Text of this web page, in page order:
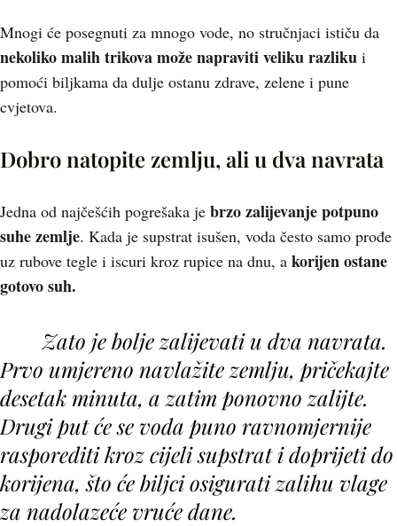
Mnogi će posegnuti za mnogo vode, no stručnjaci ističu da
nekoliko malih trikova može napraviti veliku razliku i
pomoći biljkama da dulje ostanu zdrave, zelene i pune
cvjetova.
Dobro natopite zemlju, ali u dva navrata
Jedna od najčešćih pogrešaka je brzo zalijevanje potpuno
suhe zemlje. Kada je supstrat isušen, voda često samo prođe
uz rubove tegle i iscuri kroz rupice na dnu, a korijen ostane
gotovo suh.
Zato je bolje zalijevati u dva navrata.
Prvo umjereno navlažite zemlju, pričekajte
desetak minuta, a zatim ponovno zalijte.
Drugi put će se voda puno ravnomjernije
rasporediti kroz cijeli supstrat i doprijeti do
korijena, što će biljci osigurati zalihu vlage
za nadolazeće vruće dane.